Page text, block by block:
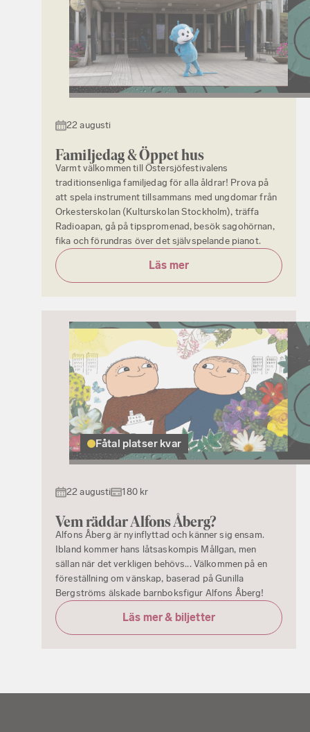
22 augusti
Familjedag & Öppet hus
Varmt välkommen till Östersjöfestivalens
traditionsenliga familjedag för alla åldrar! Prova på
att spela instrument tillsammans med ungdomar från
Orkesterskolan (Kulturskolan Stockholm), träffa
Radioapan, gå på tipspromenad, besök sagohörnan,
fika och förundras över det självspelande pianot.
Läs mer
Fåtal platser kvar
22 augusti 180 kr
Vem räddar Alfons Åberg?
Alfons Åberg är nyinflyttad och känner sig ensam.
Ibland kommer hans låtsaskompis Mållgan, men
sällan när det verkligen behövs... Välkommen på en
föreställning om vänskap, baserad på Gunilla
Bergströms älskade barnboksfigur Alfons Åberg!
Läs mer & biljetter